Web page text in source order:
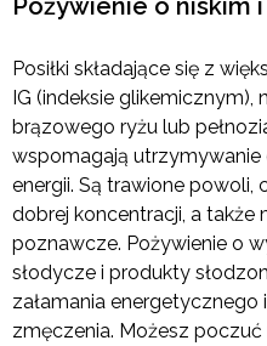
Pożywienie o niskim
Posiłki składające się z
IG (indeksie glikemicznym),
brązowego ryżu lub
wspomagają
energii. Są trawione
dobrej koncentracji, a także
poznawcze. Pożywienie o
słodycze i produkty
załamania
zmęczenia. Możesz poczuć